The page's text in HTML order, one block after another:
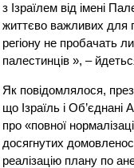
з Ізраїлем від імені
життєво важливих для
регіону не пробачать
палестинців », –
Як повідомлялося,
що Ізраїль і Об’єднані
про «повної
досягнутих
реалізацію плану по